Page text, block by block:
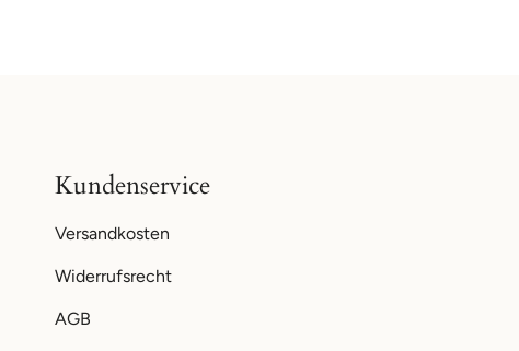
Kundenservice
Versandkosten
Widerrufsrecht
AGB